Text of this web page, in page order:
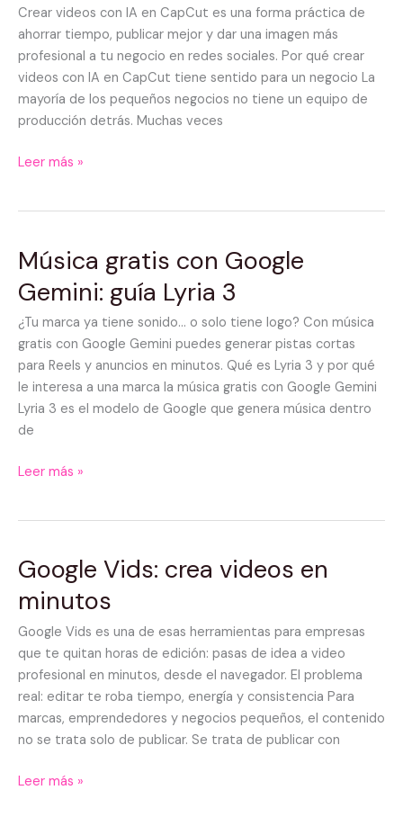
Crear videos con IA en CapCut es una forma práctica de
ahorrar tiempo, publicar mejor y dar una imagen más
profesional a tu negocio en redes sociales. Por qué crear
videos con IA en CapCut tiene sentido para un negocio La
mayoría de los pequeños negocios no tiene un equipo de
producción detrás. Muchas veces
con
IA
en
CapCut
para
tu
Leer más »
Música gratis con Google
Gemini: guía Lyria 3
¿Tu marca ya tiene sonido… o solo tiene logo? Con música
gratis con Google Gemini puedes generar pistas cortas
para Reels y anuncios en minutos. Qué es Lyria 3 y por qué
le interesa a una marca la música gratis con Google Gemini
Lyria 3 es el modelo de Google que genera música dentro
de
Música
con
Google
Gemini:
guía
Lyria
3
Leer más »
Google Vids: crea videos en
minutos
Google Vids es una de esas herramientas para empresas
que te quitan horas de edición: pasas de idea a video
profesional en minutos, desde el navegador. El problema
real: editar te roba tiempo, energía y consistencia Para
marcas, emprendedores y negocios pequeños, el contenido
no se trata solo de publicar. Se trata de publicar con
Google
crea
videos
en
minutos
Leer más »